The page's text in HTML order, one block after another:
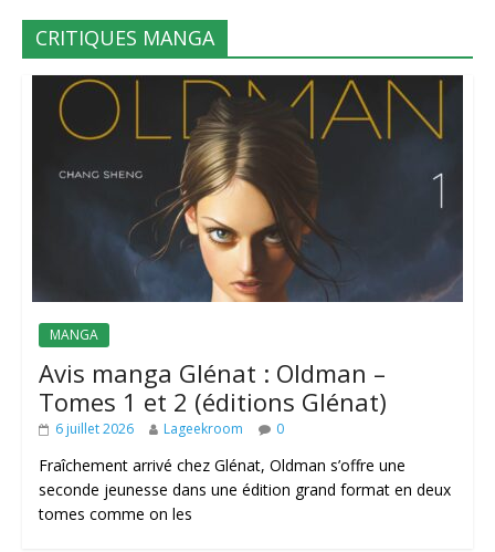
CRITIQUES MANGA
MANGA
Avis manga Glénat : Oldman –
Tomes 1 et 2 (éditions Glénat)
6 juillet 2026 Lageekroom 0
Fraîchement arrivé chez Glénat, Oldman s’offre une
seconde jeunesse dans une édition grand format en deux
tomes comme on les